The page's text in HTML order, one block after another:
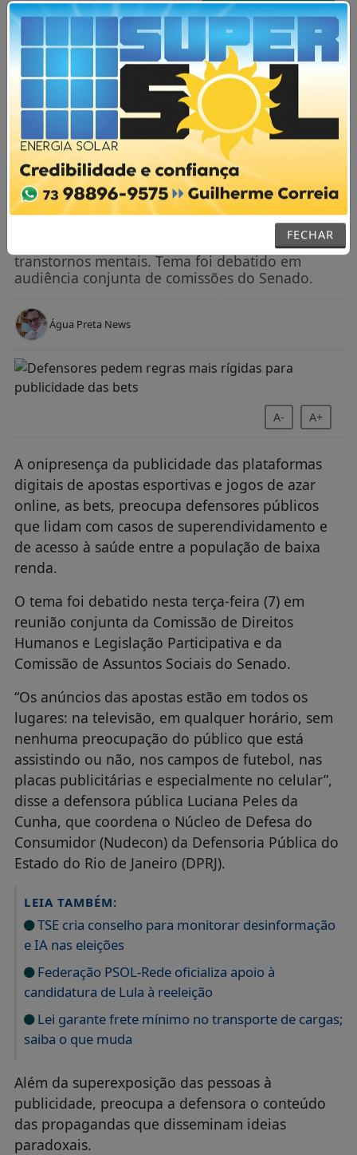
AGORA AO VIVO
FECHAR
NOTÍCIAS / POLÍTICA
Defensores pedem regras mais rígidas
para publicidade das bets
Objetivo é reduzir endividamento e prevenir
transtornos mentais. Tema foi debatido em
audiência conjunta de comissões do Senado.
Água Preta News
A- A+
A onipresença da publicidade das plataformas
digitais de apostas esportivas e jogos de azar
online, as bets, preocupa defensores públicos
que lidam com casos de superendividamento e
de acesso à saúde entre a população de baixa
renda.
O tema foi debatido nesta terça-feira (7) em
reunião conjunta da Comissão de Direitos
Humanos e Legislação Participativa e da
Comissão de Assuntos Sociais do Senado.
“Os anúncios das apostas estão em todos os
lugares: na televisão, em qualquer horário, sem
nenhuma preocupação do público que está
assistindo ou não, nos campos de futebol, nas
placas publicitárias e especialmente no celular”,
disse a defensora pública Luciana Peles da
Cunha, que coordena o Núcleo de Defesa do
Consumidor (Nudecon) da Defensoria Pública do
Estado do Rio de Janeiro (DPRJ).
LEIA TAMBÉM:
TSE cria conselho para monitorar desinformação
e IA nas eleições
Federação PSOL-Rede oficializa apoio à
candidatura de Lula à reeleição
Lei garante frete mínimo no transporte de cargas;
saiba o que muda
Além da superexposição das pessoas à
publicidade, preocupa a defensora o conteúdo
das propagandas que disseminam ideias
paradoxais.